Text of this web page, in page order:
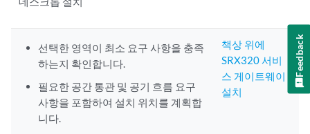
선택한 영역이 최소 요구 사항을 충족
하는지 확인합니다.
필요한 공간 통관 및 공기 흐름 요구
사항을 포함하여 설치 위치를 계획합
니다.
책상 위에
SRX320 서비
스 게이트웨이
설치
Feedback